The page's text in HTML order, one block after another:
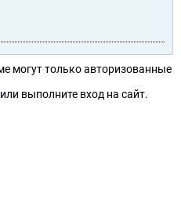
могут только авторизованные
или выполните вход на сайт.